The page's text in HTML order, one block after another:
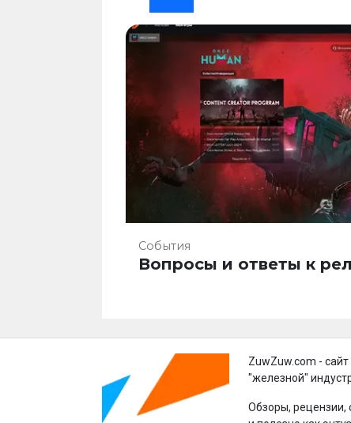
События
Вопросы и ответы к
ZuwZuw.com -
"железной"
Обзоры, рецензии,